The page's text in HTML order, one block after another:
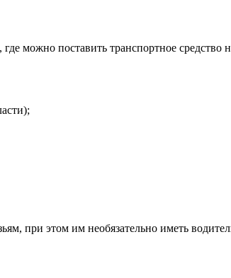
можно поставить транспортное средство
этом им необязательно иметь